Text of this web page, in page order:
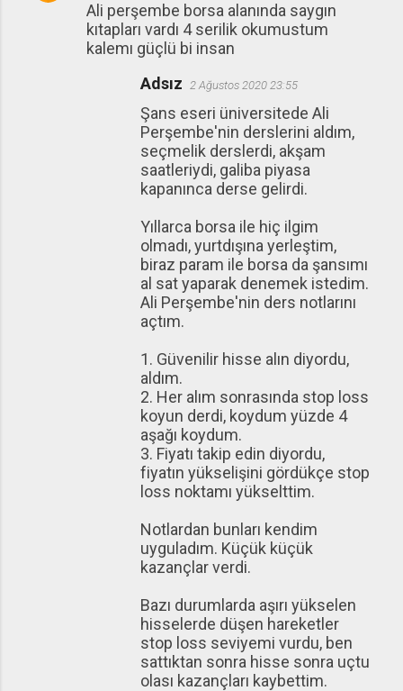
Ali perşembe borsa alanında saygın
kıtapları vardı 4 serilik okumustum
kalemı güçlü bi insan
Adsız 2 Ağustos 2020 23:55
Şans eseri üniversitede Ali
Perşembe'nin derslerini aldım,
seçmelik derslerdi, akşam
saatleriydi, galiba piyasa
kapanınca derse gelirdi.
Yıllarca borsa ile hiç ilgim
olmadı, yurtdışına yerleştim,
biraz param ile borsa da şansımı
al sat yaparak denemek istedim.
Ali Perşembe'nin ders notlarını
açtım.
1. Güvenilir hisse alın diyordu,
aldım.
2. Her alım sonrasında stop loss
koyun derdi, koydum yüzde 4
aşağı koydum.
3. Fiyatı takip edin diyordu,
fiyatın yükselişini gördükçe stop
loss noktamı yükselttim.
Notlardan bunları kendim
uyguladım. Küçük küçük
kazançlar verdi.
Bazı durumlarda aşırı yükselen
hisselerde düşen hareketler
stop loss seviyemi vurdu, ben
sattıktan sonra hisse sonra uçtu
olası kazançları kaybettim.